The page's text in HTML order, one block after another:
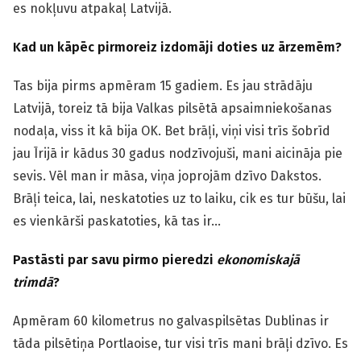
es nokļuvu atpakaļ Latvijā.
Kad un kāpēc pirmoreiz izdomāji doties uz ārzemēm?
Tas bija pirms apmēram 15 gadiem. Es jau strādāju
Latvijā, toreiz tā bija Valkas pilsētā apsaimniekošanas
nodaļa, viss it kā bija OK. Bet brāļi, viņi visi trīs šobrīd
jau Īrijā ir kādus 30 gadus nodzīvojuši, mani aicināja pie
sevis. Vēl man ir māsa, viņa joprojām dzīvo Dakstos.
Brāļi teica, lai, neskatoties uz to laiku, cik es tur būšu, lai
es vienkārši paskatoties, kā tas ir…
Pastāsti par savu pirmo pieredzi ekonomiskajā
trimdā?
Apmēram 60 kilometrus no galvaspilsētas Dublinas ir
tāda pilsētiņa Portlaoise, tur visi trīs mani brāļi dzīvo. Es